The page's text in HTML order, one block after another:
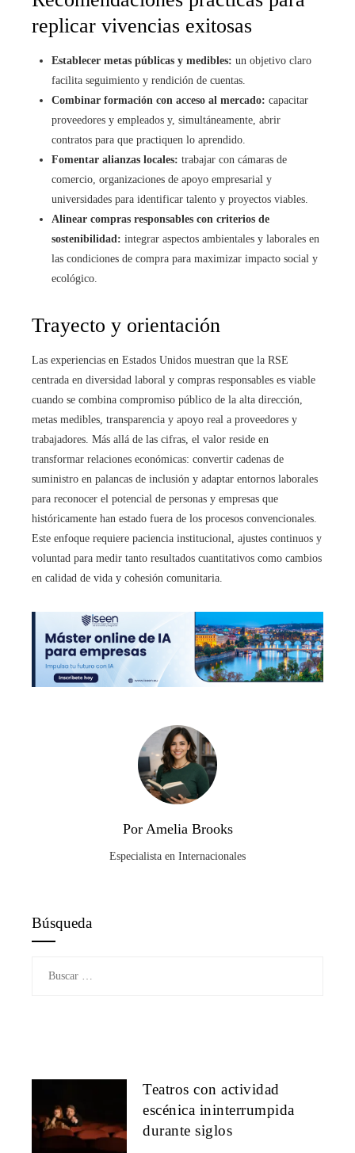
replicar vivencias exitosas
Establecer metas públicas y medibles: un objetivo claro
facilita seguimiento y rendición de cuentas.
Combinar formación con acceso al mercado: capacitar
proveedores y empleados y, simultáneamente, abrir
contratos para que practiquen lo aprendido.
Fomentar alianzas locales: trabajar con cámaras de
comercio, organizaciones de apoyo empresarial y
universidades para identificar talento y proyectos viables.
Alinear compras responsables con criterios de
sostenibilidad: integrar aspectos ambientales y laborales en
las condiciones de compra para maximizar impacto social y
ecológico.
Trayecto y orientación
Las experiencias en Estados Unidos muestran que la RSE
centrada en diversidad laboral y compras responsables es viable
cuando se combina compromiso público de la alta dirección,
metas medibles, transparencia y apoyo real a proveedores y
trabajadores. Más allá de las cifras, el valor reside en
transformar relaciones económicas: convertir cadenas de
suministro en palancas de inclusión y adaptar entornos laborales
para reconocer el potencial de personas y empresas que
históricamente han estado fuera de los procesos convencionales.
Este enfoque requiere paciencia institucional, ajustes continuos y
voluntad para medir tanto resultados cuantitativos como cambios
en calidad de vida y cohesión comunitaria.
Por Amelia Brooks
Especialista en Internacionales
Búsqueda
Teatros con actividad
escénica ininterrumpida
durante siglos